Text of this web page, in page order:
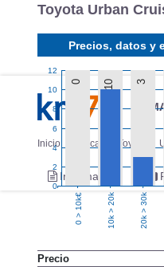
Inicio Marcas Toyota
Información
Toyota Urban
Precios, datos y
0
2
4
6
8
10
12
0 10 3
0 > 10k€ 10k > 20k 20k > 30k
Precio